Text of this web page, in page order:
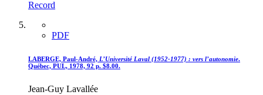
Record
PDF
LABERGE, Paul-André, L’Université Laval (1952-1977) : vers l’autonomie.
Québec, PUL, 1978, 92 p. $8.00.
Jean-Guy Lavallée